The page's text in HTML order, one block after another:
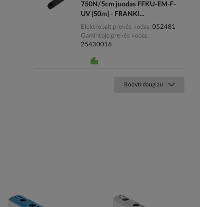
750N/5cm juodas FFKU-EM-F-
UV [50m] - FRANKI...
Elektrobalt prekės kodas 052481
Gamintojo prekės kodas
25430016
Rodyti daugiau